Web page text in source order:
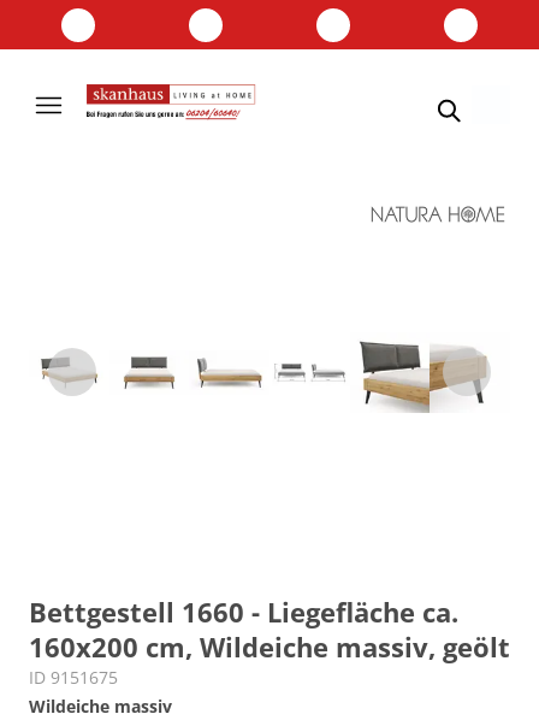
Bettgestell 1660 - Liegefläche ca.
160x200 cm, Wildeiche massiv, geölt
ID 9151675
Wildeiche massiv